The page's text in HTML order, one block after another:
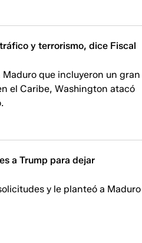
y terrorismo, dice Fiscal
que incluyeron un gran
el Caribe, Washington atacó
a Trump para dejar
y le planteó a Maduro